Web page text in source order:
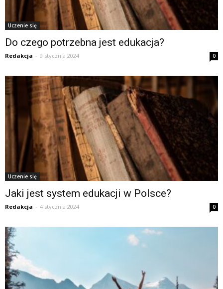
Uczenie się
Do czego potrzebna jest edukacja?
Redakcja - 9 stycznia 2024 0
Uczenie się
Jaki jest system edukacji w Polsce?
Redakcja - 4 stycznia 2024 0